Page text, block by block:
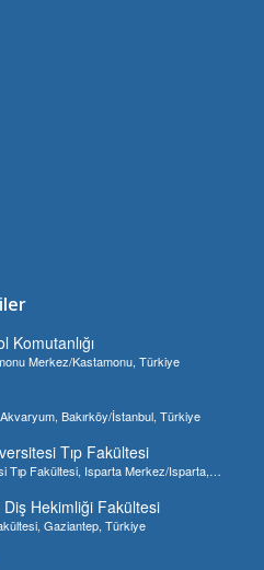
Komutanlığı
Merkez/Kastamonu, Türkiye
Bakırköy/İstanbul, Türkiye
Tıp Fakültesi
Tıp Fakültesi, Isparta Merkez/Isparta,
Hekimliği Fakültesi
Gaziantep, Türkiye